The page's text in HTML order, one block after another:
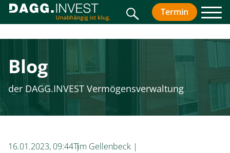
SucheTermin
Blog
der DAGG.INVEST Vermögensverwaltung
16.01.2023, 09:44Tim Gellenbeck
Der
Ruhestand
Vorname*
Nachname*